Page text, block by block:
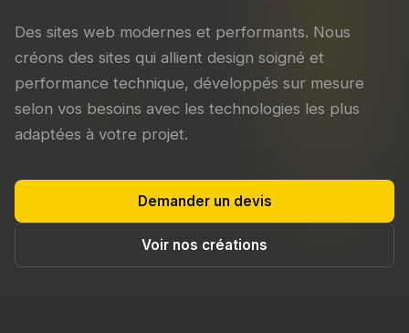
Des sites web modernes et performants. Nous
créons des sites qui allient design soigné et
performance technique, développés sur mesure
selon vos besoins avec les technologies les plus
adaptées à votre projet.
Demander un devis
Voir nos créations